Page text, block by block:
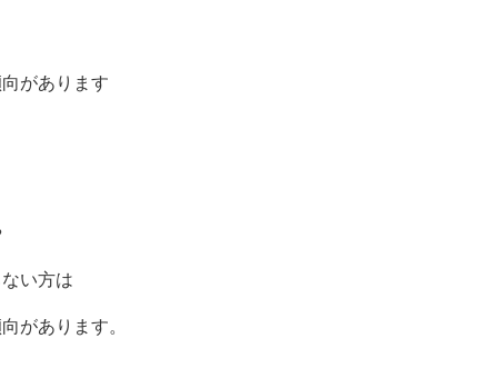
があります
い方は
があります。